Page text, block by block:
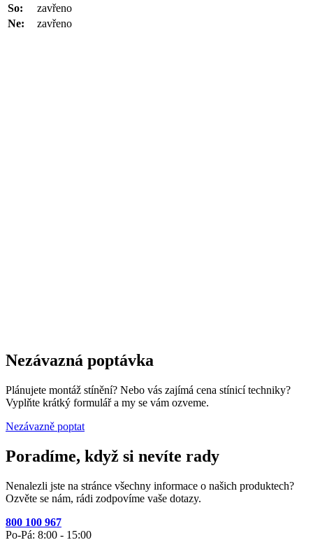
So:
zavřeno
Ne:
zavřeno
Nezávazná poptávka
Plánujete montáž stínění? Nebo vás zajímá cena stínicí techniky?
Vyplňte krátký formulář a my se vám ozveme.
Nezávazně poptat
Poradíme, když si nevíte rady
Nenalezli jste na stránce všechny informace o našich produktech?
Ozvěte se nám, rádi zodpovíme vaše dotazy.
800 100 967
Po-Pá: 8:00 - 15:00